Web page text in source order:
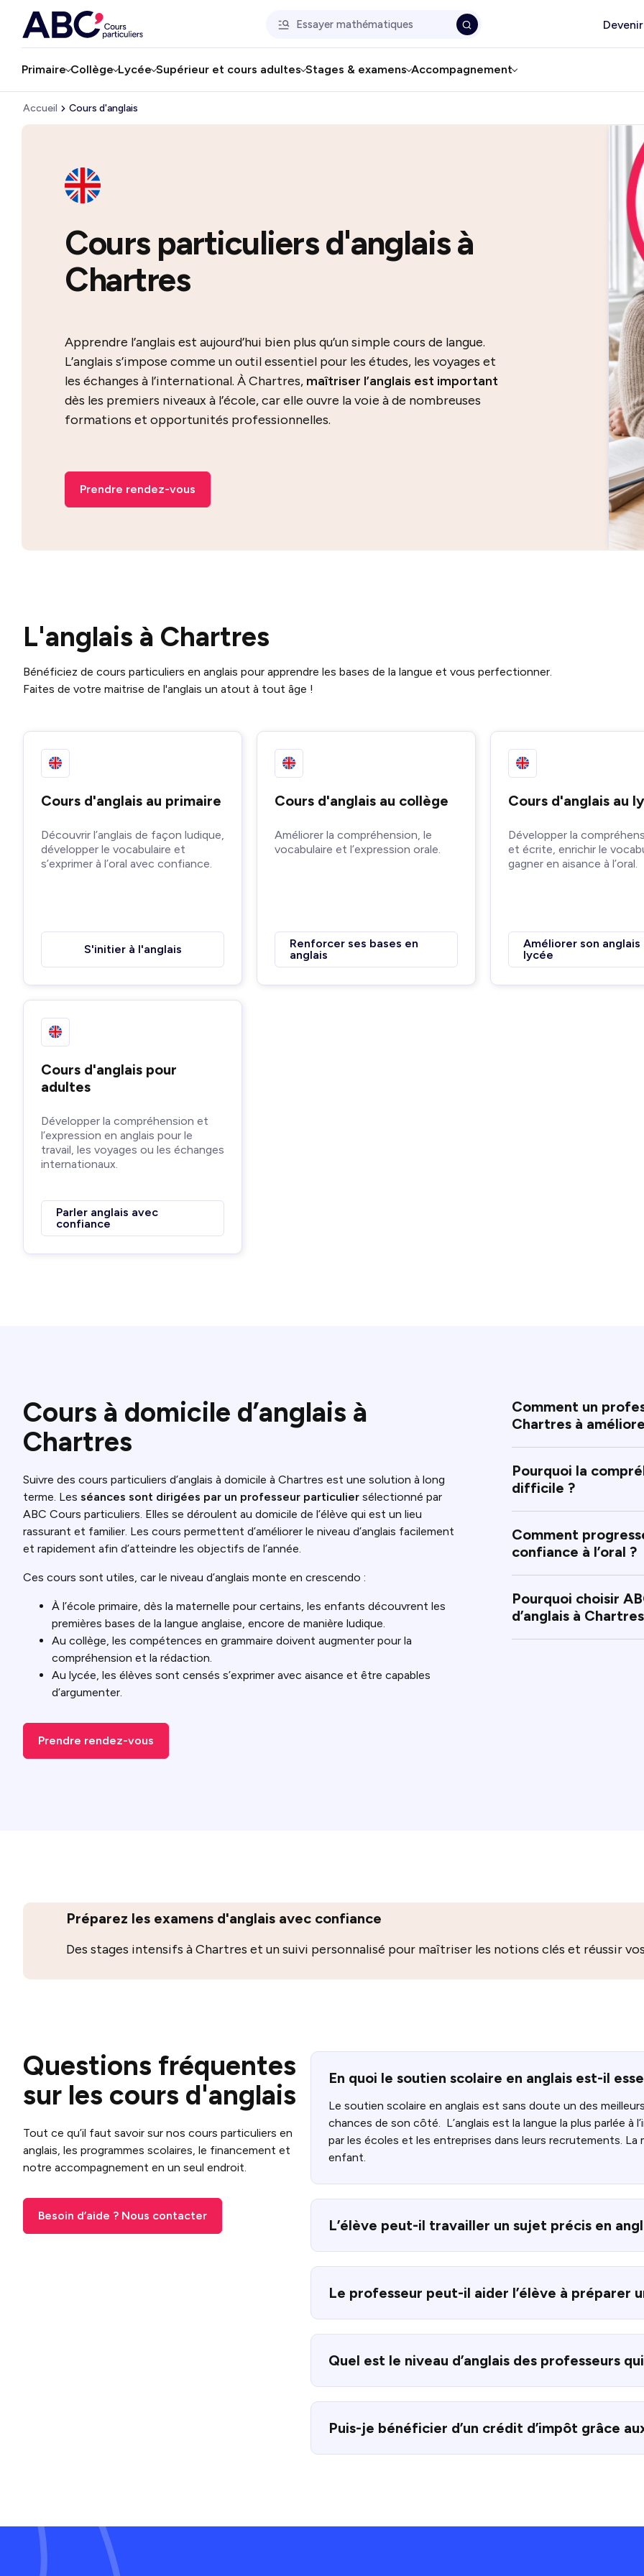
Primaire Collège Lycée Supérieur et cours adultes Stages & examens Accompagnement
Accueil Cours d'anglais
Cours particuliers d'anglais à
Chartres
Apprendre l’anglais est aujourd’hui bien plus qu’un simple cours de langue.
L’anglais s’impose comme un outil essentiel pour les études, les voyages et
les échanges à l’international. À Chartres, maîtriser l’anglais est important
dès les premiers niveaux à l’école, car elle ouvre la voie à de nombreuses
formations et opportunités professionnelles.
Prendre rendez-vous
L'anglais à Chartres
Bénéficiez de cours particuliers en anglais pour apprendre les bases de la langue et vous perfectionner.
Faites de votre maitrise de l'anglais un atout à tout âge !
Cours d'anglais au primaire
Découvrir l’anglais de façon ludique,
développer le vocabulaire et
s’exprimer à l’oral avec confiance.
S'initier à l'anglais
Cours d'anglais au collège
Améliorer la compréhension, le
vocabulaire et l’expression orale.
Renforcer ses bases en
anglais
Cours d'anglais au
Développer la
et écrite, enrichir le
gagner en aisance à l’oral.
Améliorer son anglais
lycée
Cours d'anglais pour
adultes
Développer la compréhension et
l’expression en anglais pour le
travail, les voyages ou les échanges
internationaux.
Parler anglais avec
confiance
Cours à domicile d’anglais à
Chartres
Suivre des cours particuliers d’anglais à domicile à Chartres est une solution à long
terme. Les séances sont dirigées par un professeur particulier sélectionné par
ABC Cours particuliers. Elles se déroulent au domicile de l’élève qui est un lieu
rassurant et familier. Les cours permettent d’améliorer le niveau d’anglais facilement
et rapidement afin d’atteindre les objectifs de l’année.
Ces cours sont utiles, car le niveau d’anglais monte en crescendo :
À l’école primaire, dès la maternelle pour certains, les enfants découvrent les
premières bases de la langue anglaise, encore de manière ludique.
Au collège, les compétences en grammaire doivent augmenter pour la
compréhension et la rédaction.
Au lycée, les élèves sont censés s’exprimer avec aisance et être capables
d’argumenter.
Prendre rendez-vous
Comment un
Chartres à
Pourquoi la
difficile ?
Comment
confiance à l’oral ?
Pourquoi choisir
d’anglais à
Préparez les examens d'anglais avec confiance
Des stages intensifs à Chartres et un suivi personnalisé pour maîtriser les notions clés et réussir
Questions fréquentes
sur les cours d'anglais
Tout ce qu’il faut savoir sur nos cours particuliers en
anglais, les programmes scolaires, le financement et
notre accompagnement en un seul endroit.
Besoin d’aide ? Nous contacter
En quoi le soutien scolaire en anglais est-il
Le soutien scolaire en anglais est sans doute un des
chances de son côté. L’anglais est la langue la plus parlée à
par les écoles et les entreprises dans leurs recrutements. La
enfant.
L’élève peut-il travailler un sujet précis en
Le professeur peut-il aider l’élève à préparer
Quel est le niveau d’anglais des professeurs
Puis-je bénéficier d’un crédit d’impôt grâce